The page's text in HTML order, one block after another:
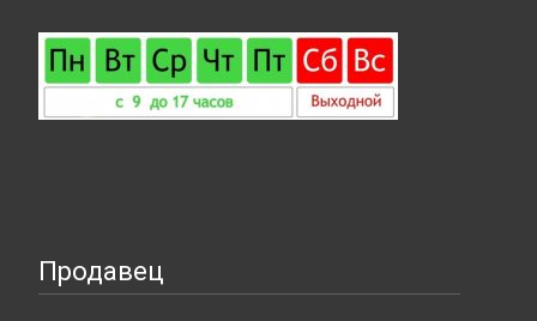
Продавец